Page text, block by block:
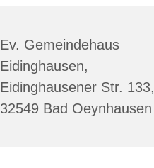
Ev. Gemeindehaus
Eidinghausen,
Eidinghausener Str. 133,
32549 Bad Oeynhausen